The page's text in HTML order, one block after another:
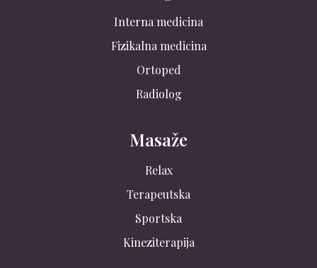
Interna medicina
Fizikalna medicina
Ortoped
Radiolog
Masaže
Relax
Terapeutska
Sportska
Kineziterapija